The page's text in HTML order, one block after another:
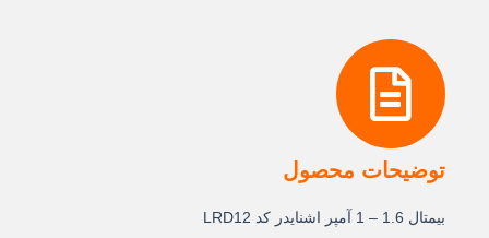
توضیحات محصول
بيمتال 1.6 – 1 آمپر اشنایدر کد LRD12